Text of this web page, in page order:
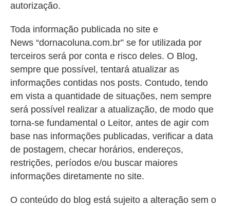
autorização.
Toda informação publicada no site e
News “dornacoluna.com.br” se for utilizada por
terceiros será por conta e risco deles. O Blog,
sempre que possível, tentará atualizar as
informações contidas nos posts. Contudo, tendo
em vista a quantidade de situações, nem sempre
será possível realizar a atualização, de modo que
torna-se fundamental o Leitor, antes de agir com
base nas informações publicadas, verificar a data
de postagem, checar horários, endereços,
restrições, períodos e/ou buscar maiores
informações diretamente no site.
O conteúdo do blog está sujeito a alteração sem o